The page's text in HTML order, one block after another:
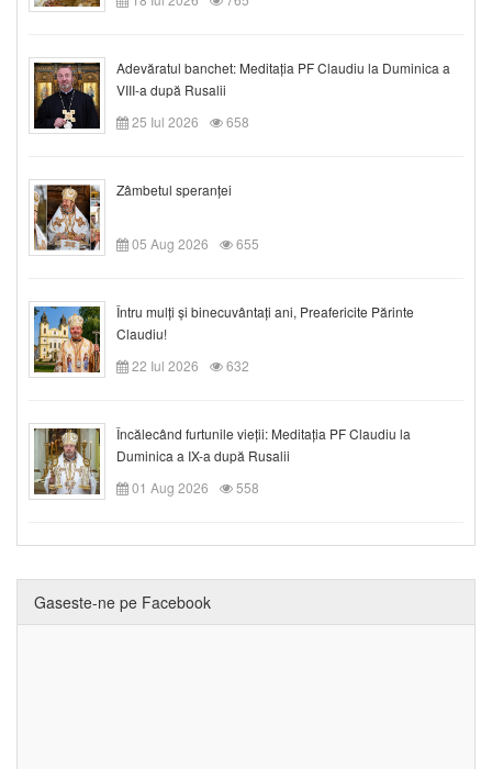
Adevăratul banchet: Meditația PF Claudiu la Duminica a
VIII-a după Rusalii
25 Iul 2026
658
Zâmbetul speranței
05 Aug 2026 655
Întru mulți și binecuvântați ani, Preafericite Părinte
Claudiu!
22 Iul 2026
632
Încălecând furtunile vieții: Meditația PF Claudiu la
Duminica a IX-a după Rusalii
01 Aug 2026
558
Gaseste-ne pe Facebook